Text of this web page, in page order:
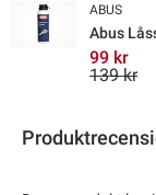
ABUS
Abus
99 kr
139 kr